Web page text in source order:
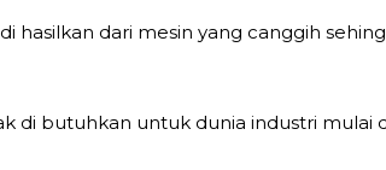
hasilkan dari mesin yang canggih
di butuhkan untuk dunia industri mulai